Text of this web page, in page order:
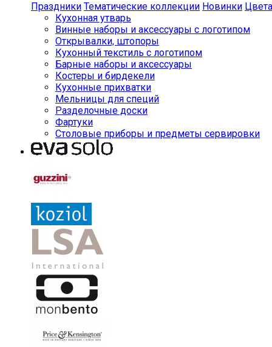
Праздники Тематические коллекции Новинки Цвета
Кухонная утварь
Винные наборы и аксессуары с логотипом
Открывалки, штопоры
Кухонный текстиль с логотипом
Барные наборы и аксессуары
Костеры и бирдекели
Кухонные прихватки
Мельницы для специй
Разделочные доски
Фартуки
Столовые приборы и предметы сервировки